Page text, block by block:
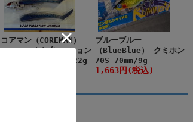
コアマン（COREMAN）
VJ-22 バイブレーション
ジグヘッド 110mm/22g
ブルーブルー
（BlueBlue） クミホン
70S 70mm/9g
1,663円(税込)